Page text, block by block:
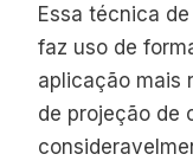
Essa técnica
faz uso de
aplicação mais
de projeção de